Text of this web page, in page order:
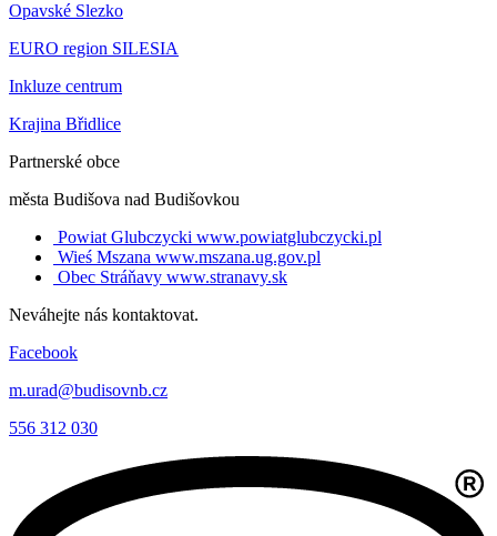
Opavské Slezko
EURO region SILESIA
Inkluze centrum
Krajina Břidlice
Partnerské obce
města Budišova nad Budišovkou
Powiat Glubczycki www.powiatglubczycki.pl
Wieś Mszana www.mszana.ug.gov.pl
Obec Stráňavy www.stranavy.sk
Neváhejte nás kontaktovat.
Facebook
m.urad@budisovnb.cz
556 312 030